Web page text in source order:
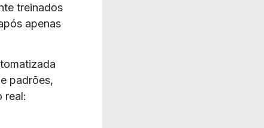
treinados
apenas
padrões,
real: